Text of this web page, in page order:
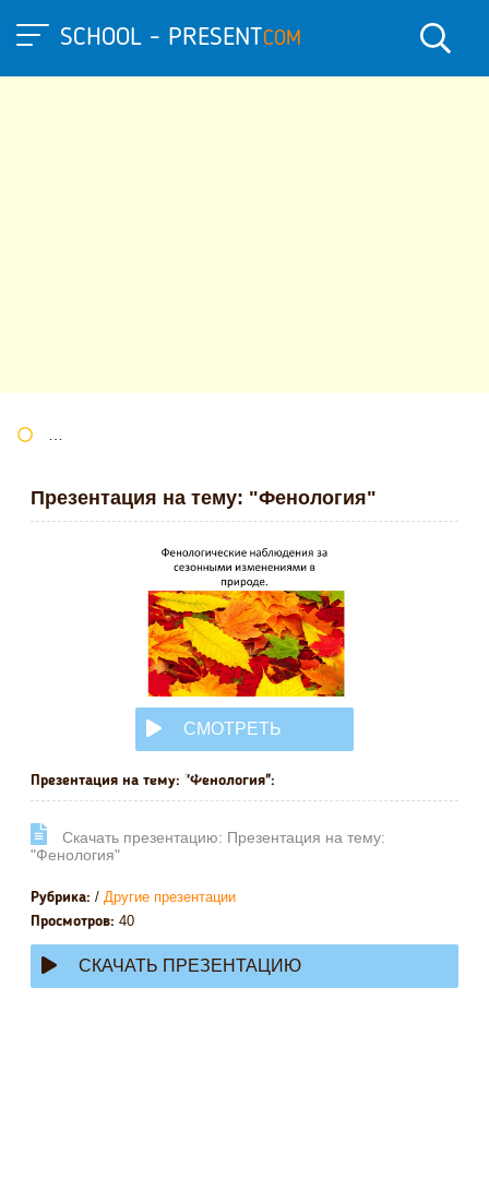
SCHOOL - PRESENTCOM
Презентация на тему: "Фенология"
СМОТРЕТЬ
ОНЛАЙН
Презентация на тему: "Фенология":
Cкачать презентацию: Презентация на тему:
"Фенология"
Рубрика: / Другие презентации
Просмотров: 40
СКАЧАТЬ ПРЕЗЕНТАЦИЮ